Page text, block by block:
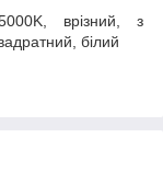
врізний, з
білий